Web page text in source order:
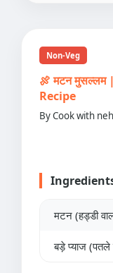
Non-Veg
🍖 मटन
Recipe
By Cook with
मटन (हड्डी
बड़े प्याज (पतले